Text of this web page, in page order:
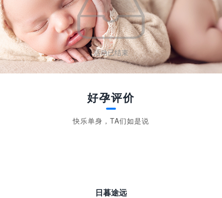
活动已结束
好孕评价
快乐单身，TA们如是说
日暮途远